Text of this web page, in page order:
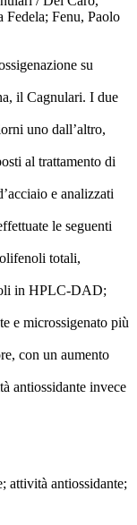
Fenu, Paolo
su
il Cagnulari. I due
uno dall’altro,
al trattamento di
e analizzati
le seguenti
totali,
in HPLC-DAD;
e microssigenato più
con un aumento
antiossidante invece
attività antiossidante;